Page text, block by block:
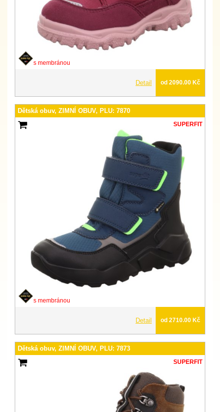
s membránou
Detail od 2090.00 Kč
Dětská obuv, ZIMNÍ OBUV, PLU: 7870
SUPERFIT
s membránou
Detail od 2710.00 Kč
Dětská obuv, ZIMNÍ OBUV, PLU: 7873
SUPERFIT